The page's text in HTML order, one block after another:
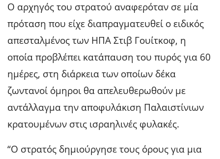
Ο αρχηγός του στρατού αναφερόταν σε μία
πρόταση που είχε διαπραγματευθεί ο ειδικός
απεσταλμένος των ΗΠΑ Στιβ Γουίτκοφ, η
οποία προβλέπει κατάπαυση του πυρός για 60
ημέρες, στη διάρκεια των οποίων δέκα
ζωντανοί όμηροι θα απελευθερωθούν με
αντάλλαγμα την αποφυλάκιση Παλαιστίνιων
κρατουμένων στις ισραηλινές φυλακές.
“Ο στρατός δημιούργησε τους όρους για μια